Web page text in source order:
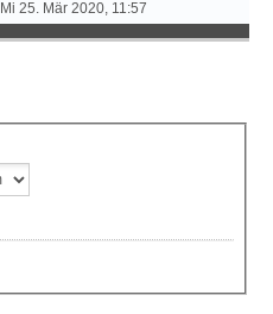
Mi 25. Mär 2020, 11:57